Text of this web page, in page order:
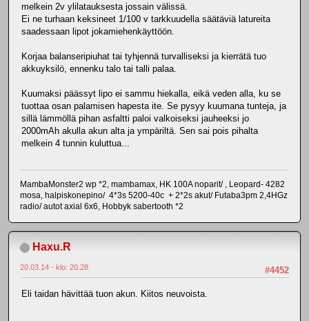
melkein 2v ylilatauksesta jossain välissä.
Ei ne turhaan keksineet 1/100 v tarkkuudella säätäviä latureita
saadessaan lipot jokamiehenkäyttöön.
Korjaa balanseripiuhat tai tyhjennä turvalliseksi ja kierrätä tuo
akkuyksilö, ennenku talo tai talli palaa.
Kuumaksi päässyt lipo ei sammu hiekalla, eikä veden alla, ku se
tuottaa osan palamisen hapesta ite. Se pysyy kuumana tunteja, ja
sillä lämmöllä pihan asfaltti paloi valkoiseksi jauheeksi jo
2000mAh akulla akun alta ja ympäriltä. Sen sai pois pihalta
melkein 4 tunnin kuluttua...
MambaMonster2 wp *2, mambamax, HK 100A noparit/ , Leopard- 4282
mosa, halpiskonepino/ 4*3s 5200-40c + 2*2s akut/ Futaba3pm 2,4HGz
radio/ autot axial 6x6, Hobbyk sabertooth *2
Haxu.R
#4452
20.03.14 - klo: 20.28
Eli taidan hävittää tuon akun. Kiitos neuvoista.